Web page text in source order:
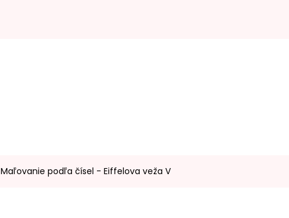
Maľovanie podľa čísel - Eiffelova veža V